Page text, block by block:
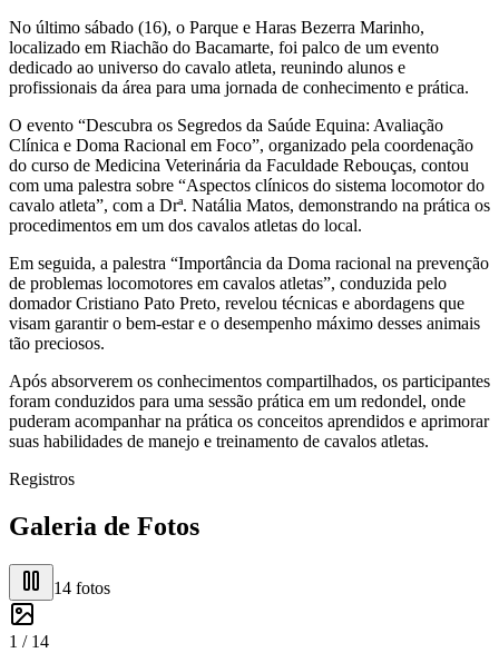
No último sábado (16), o Parque e Haras Bezerra Marinho,
localizado em Riachão do Bacamarte, foi palco de um evento
dedicado ao universo do cavalo atleta, reunindo alunos e
profissionais da área para uma jornada de conhecimento e prática.
O evento “Descubra os Segredos da Saúde Equina: Avaliação
Clínica e Doma Racional em Foco”, organizado pela coordenação
do curso de Medicina Veterinária da Faculdade Rebouças, contou
com uma palestra sobre “Aspectos clínicos do sistema locomotor do
cavalo atleta”, com a Drª. Natália Matos, demonstrando na prática os
procedimentos em um dos cavalos atletas do local.
Em seguida, a palestra “Importância da Doma racional na prevenção
de problemas locomotores em cavalos atletas”, conduzida pelo
domador Cristiano Pato Preto, revelou técnicas e abordagens que
visam garantir o bem-estar e o desempenho máximo desses animais
tão preciosos.
Após absorverem os conhecimentos compartilhados, os participantes
foram conduzidos para uma sessão prática em um redondel, onde
puderam acompanhar na prática os conceitos aprendidos e aprimorar
suas habilidades de manejo e treinamento de cavalos atletas.
Registros
Galeria de Fotos
14 fotos
1 / 14